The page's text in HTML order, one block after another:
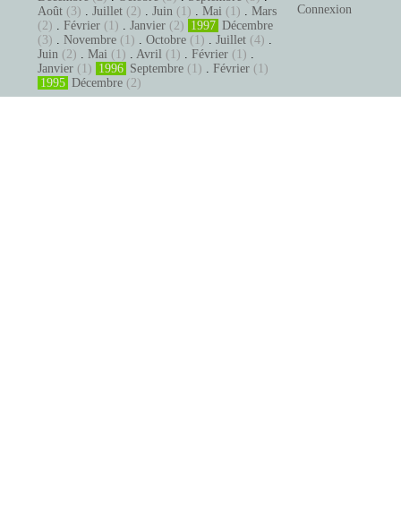
Août (3) . Juillet (2) . Juin (1) . Mai (1) . Mars
(2) . Février (1) . Janvier (2) 1997 Décembre
(3) . Novembre (1) . Octobre (1) . Juillet (4) .
Juin (2) . Mai (1) . Avril (1) . Février (1) .
Janvier (1) 1996 Septembre (1) . Février (1)
1995 Décembre (2)
Connexion